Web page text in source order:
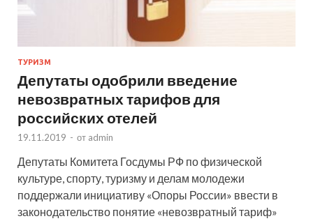
ТУРИЗМ
Депутаты одобрили введение
невозвратных тарифов для
российских отелей
19.11.2019 - от admin
Депутаты Комитета Госдумы РФ по физической
культуре, спорту, туризму и делам молодежи
поддержали инициативу «Опоры России» ввести в
законодательство понятие «невозвратный тариф»